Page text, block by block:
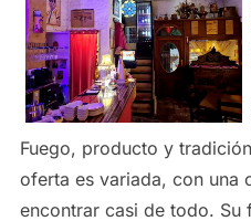
Fuego, producto y
oferta es variada, con una
encontrar casi de todo.